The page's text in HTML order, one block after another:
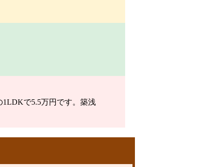
で5.5万円です。築浅